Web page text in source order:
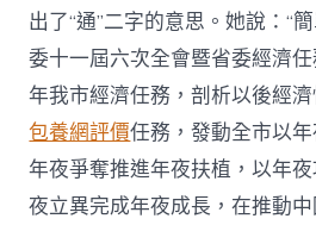
會
議
召
甜
心
約
包
養
網
出了“通”二字的意思。她說：“
委十一屆六次全會暨省委經濟
年我市經濟任務，剖析以後經
包養網評價任務，發動全市以
年夜爭奪推進年夜扶植，以年
夜立異完成年夜成長，在推動